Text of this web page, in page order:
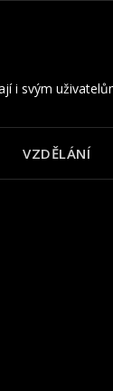
i svým
VZDĚLÁNÍ